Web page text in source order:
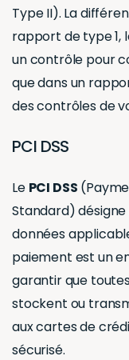
Type II). La
rapport de type
un contrôle pour
que dans un
des contrôles de
PCI DSS
Le PCI DSS
Standard)
données
paiement est un
garantir que
stockent ou
aux cartes de
sécurisé.